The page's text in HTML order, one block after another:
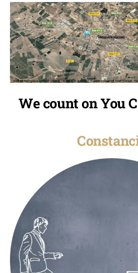
We count on You